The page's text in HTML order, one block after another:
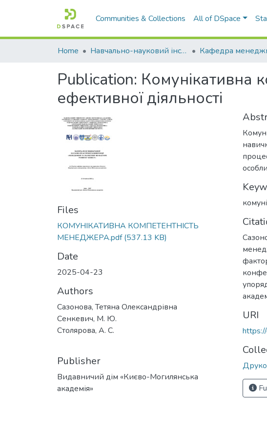
Communities & Collections All of DSpace
Home Навчально-науковий інститут економіки, управління, права та інформаційних технологій Кафедра
Publication: Комунікативна
ефективної діяльності
Files
КОМУНІКАТИВНА КОМПЕТЕНТНІСТЬ
МЕНЕДЖЕРА.pdf(537.13 KB)
Date
2025-04-23
Authors
Сазонова, Тетяна Олександрівна
Сенкевич, М. Ю.
Столярова, А. С.
Publisher
Видавничий дім «Києво-Могилянська
академія»
URI